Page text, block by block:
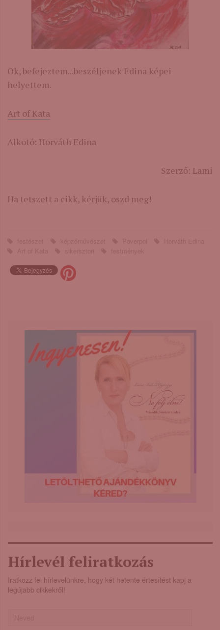
Ok, befejeztem...beszéljenek Edina képei
helyettem.
Art of Kata
Alkotó: Horváth Edina
Szerző: Lami
Ha tetszett a cikk, kérjük, oszd meg!
Hírlevél feliratkozás
Iratkozz fel hírlevelünkre, hogy két hetente értesítést kapj a
legújabb cikkekről!